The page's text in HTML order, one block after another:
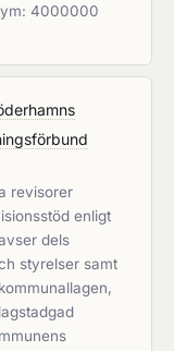
4000000
revisorer
enligt
dels
styrelser samt